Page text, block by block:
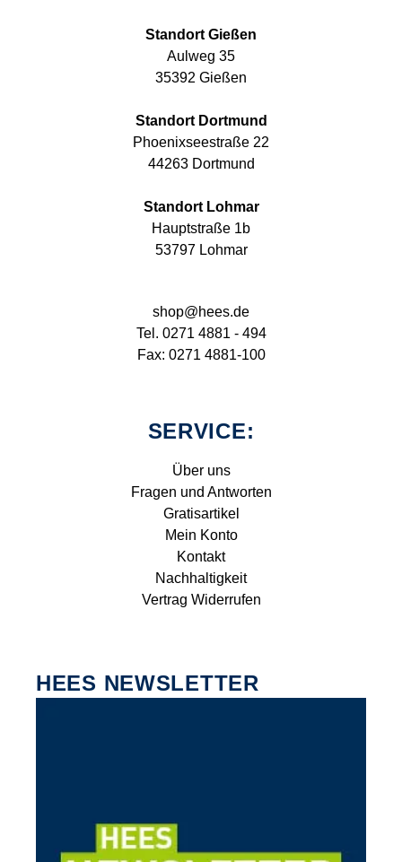
Standort Gießen
Aulweg 35
35392 Gießen
Standort Dortmund
Phoenixseestraße 22
44263 Dortmund
Standort Lohmar
Hauptstraße 1b
53797 Lohmar
shop@hees.de
Tel. 0271 4881 - 494
Fax: 0271 4881-100
SERVICE:
Über uns
Fragen und Antworten
Gratisartikel
Mein Konto
Kontakt
Nachhaltigkeit
Vertrag Widerrufen
HEES NEWSLETTER